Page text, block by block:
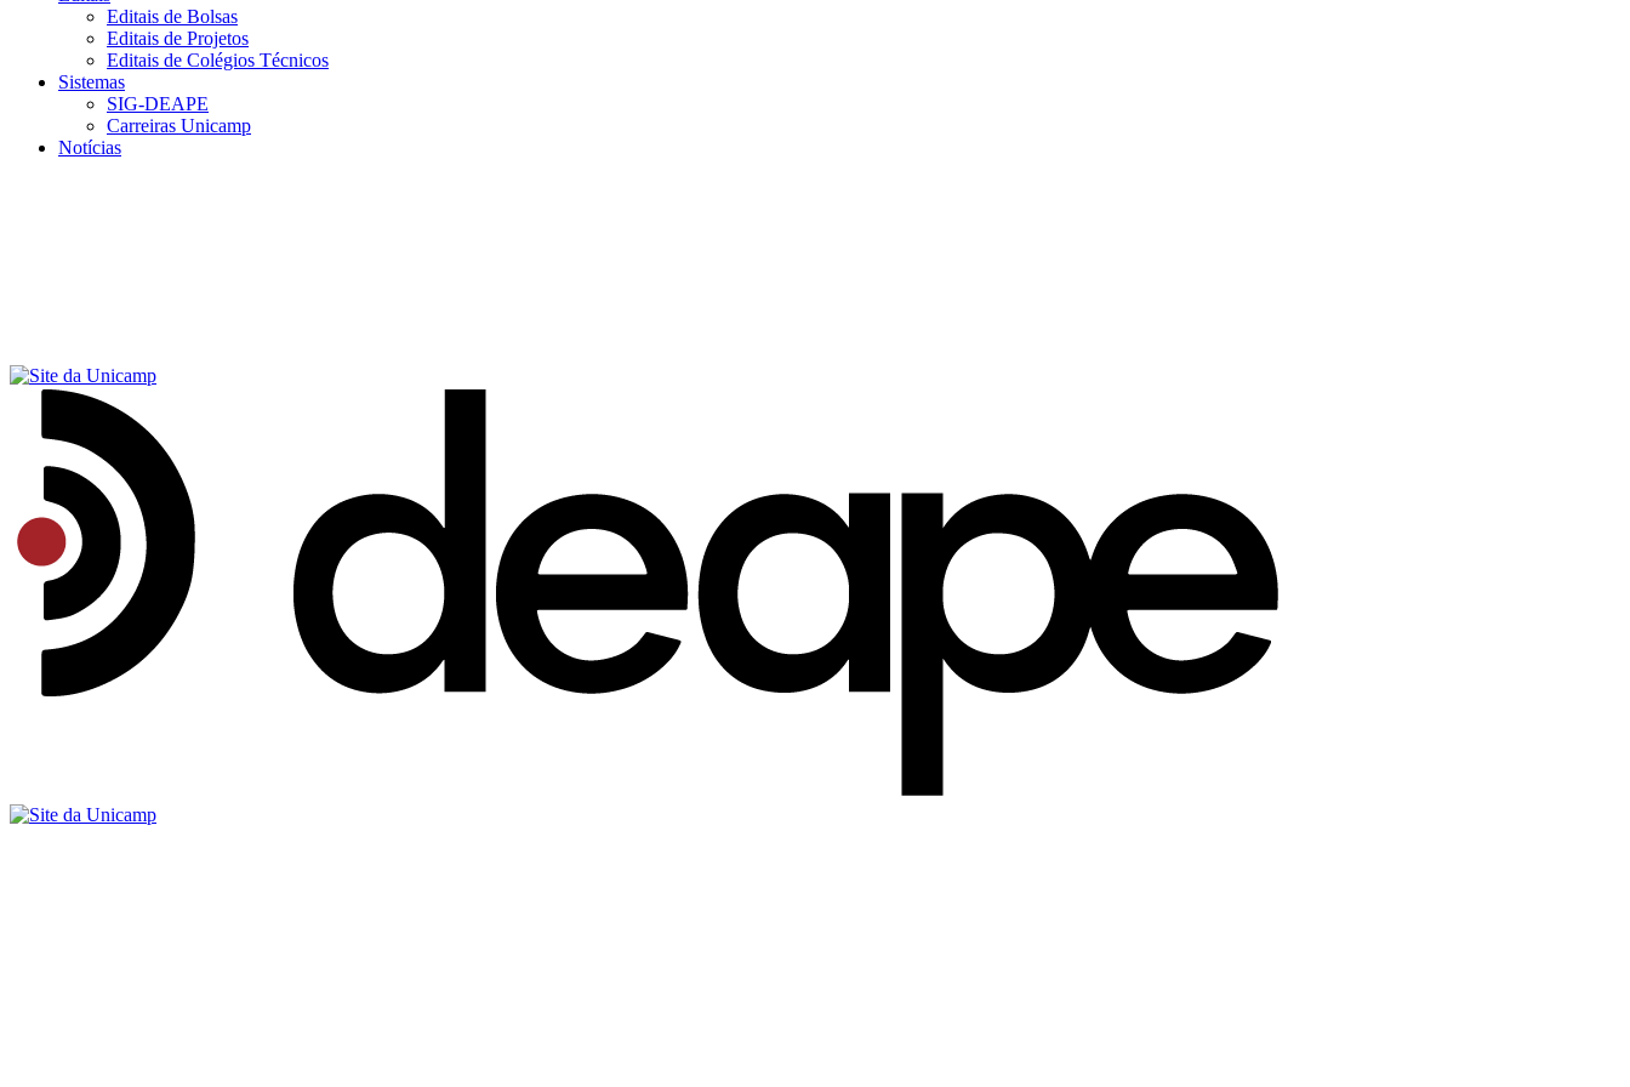
Editais de Bolsas
Editais de Projetos
Editais de Colégios Técnicos
Sistemas
SIG-DEAPE
Carreiras Unicamp
Notícias